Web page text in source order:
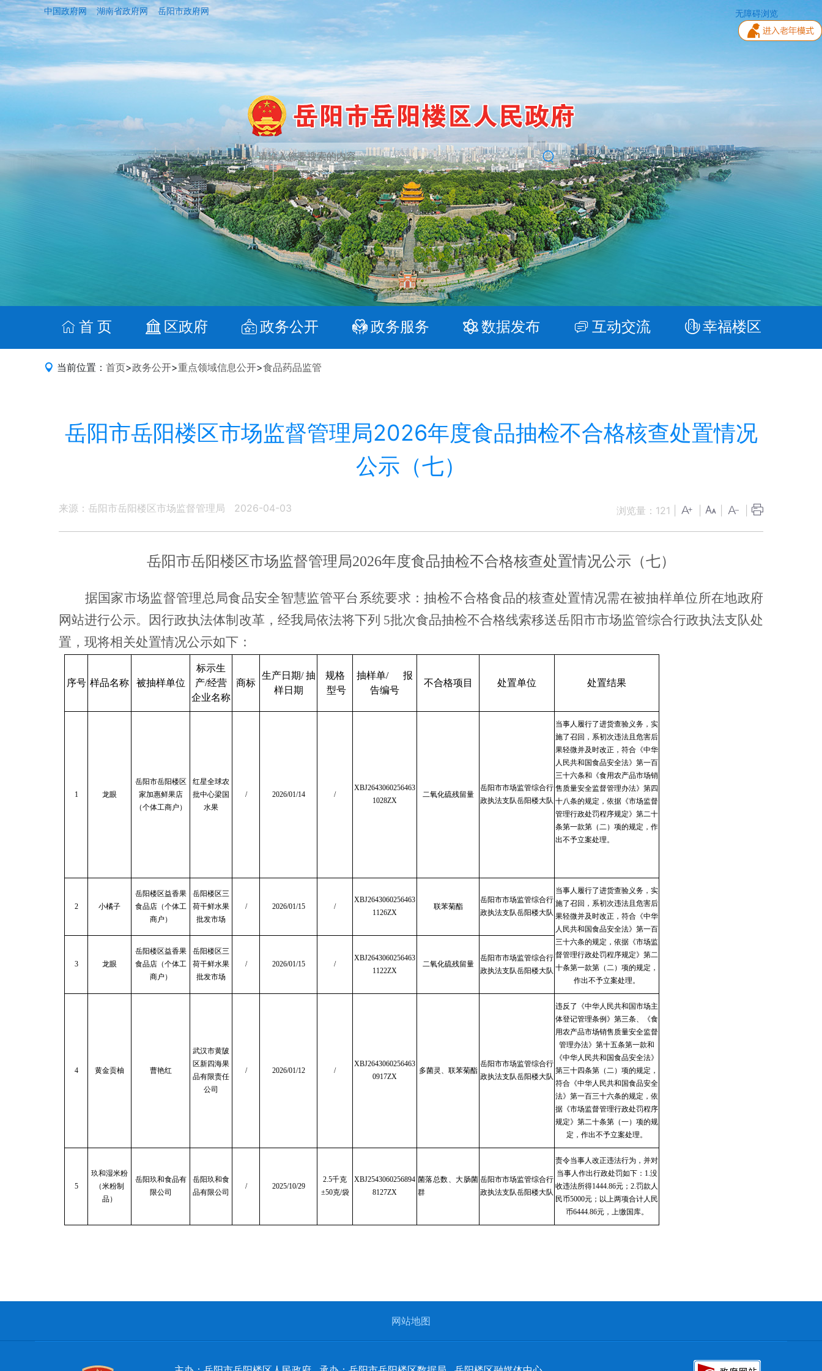
中国政府网 湖南省政府网 岳阳市政府网 无障碍浏览
首 页 区政府 政务公开 政务服务 数据发布 互动交流 幸福楼区
当前位置： 首页>政务公开>重点领域信息公开>食品药品监管
岳阳市岳阳楼区市场监督管理局2026年度食品抽检不合格核查处置情况
公示（七）
来源：岳阳市岳阳楼区市场监督管理局 2026-04-03 浏览量： 121
岳阳市岳阳楼区市场监督管理局2026年度食品抽检不合格核查处置情况公示（七）
据国家市场监督管理总局食品安全智慧监管平台系统要求：抽检不合格食品的核查处置情况需在被抽样单位所在地政府
网站进行公示。因行政执法体制改革，经我局依法将下列 5批次食品抽检不合格线索移送岳阳市市场监管综合行政执法支队处
置，现将相关处置情况公示如下：
序号 样品名称 被抽样单位
标示生
产/经营
企业名称
商标
生产日期/ 抽
样日期
规格
型号
抽样单/
报
告编号
不合格项目 处置单位 处置结果
1 龙眼
岳阳市岳阳楼区
家加惠鲜果店
（个体工商户）
红星全球农
批中心梁国
水果
/ 2026/01/14 /
XBJ2643060256463
1028ZX
二氧化硫残留量
岳阳市市场监管综合行
政执法支队岳阳楼大队
当事人履行了进货查验义务，实
施了召回，系初次违法且危害后
果轻微并及时改正， 符合《中华
人民共和国食品安全法》第一百
三十六条和《食用农产品市场销
售质量安全监督管理办法》第四
十八条的规定，依据《市场监督
管理行政处罚程序规定》第二十
条第一款第（二）项的规定，作
出不予立案处理。
2 小橘子
岳阳楼区益香果
食品店（个体工
商户）
岳阳楼区三
荷干鲜水果
批发市场
/ 2026/01/15 /
XBJ2643060256463
1126ZX
联苯菊酯
岳阳市市场监管综合行
政执法支队岳阳楼大队
当事人履行了进货查验义务，实
施了召回，系初次违法且危害后
果轻微并及时改正，符合《中华
人民共和国食品安全法》第一百
三十六条的规定，依据《市场监
督管理行政处罚程序规定》第二
十条第一款第（二）项的规定，
作出不予立案处理。
3 龙眼
岳阳楼区益香果
食品店（个体工
商户）
岳阳楼区三
荷干鲜水果
批发市场
/ 2026/01/15 /
XBJ2643060256463
1122ZX
二氧化硫残留量
岳阳市市场监管综合行
政执法支队岳阳楼大队
4 黄金贡柚 曹艳红
武汉市黄陂
区新四海果
品有限责任
公司
/ 2026/01/12 /
XBJ2643060256463
0917ZX
多菌灵 、 联苯菊酯
岳阳市市场监管综合行
政执法支队岳阳楼大队
违反了《中华人民共和国市场主
体登记管理条例》第三条、《食
用农产品市场销售质量安全监督
管理办法》第十五条第一款和
《中华人民共和国食品安全法》
第三十四条第（二）项的规定，
符合《中华人民共和国食品安全
法》第一百三十六条的规定，依
据《市场监督管理行政处罚程序
规定》第二十条第（一）项的规
定， 作出不予立案处理。
5
玖和湿米粉
（米粉制
品）
岳阳玖和食品有
限公司
岳阳玖和食
品有限公司
/ 2025/10/29
2.5千克
±50克/袋
XBJ2543060256894
8127ZX
菌落总数、大肠菌
群
岳阳市市场监管综合行
政执法支队岳阳楼大队
责令当事人改正违法行为，并对
当事人作出行政处罚如下： 1.没
收违法所得1444.86元；2.罚款人
民币5000元；以上两项合计人民
币6444.86元，上缴国库。
网站地图